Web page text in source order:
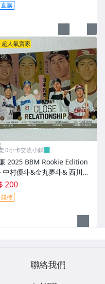
直購
超人氣賣家
D小卡交流小鋪
Rookie Edition
中村優斗&金丸夢斗& 西川史
& 宗山塁 ("日本代表隊"親密
係特卡，NO.CR1) RC新人卡
200
競標
聯絡我們